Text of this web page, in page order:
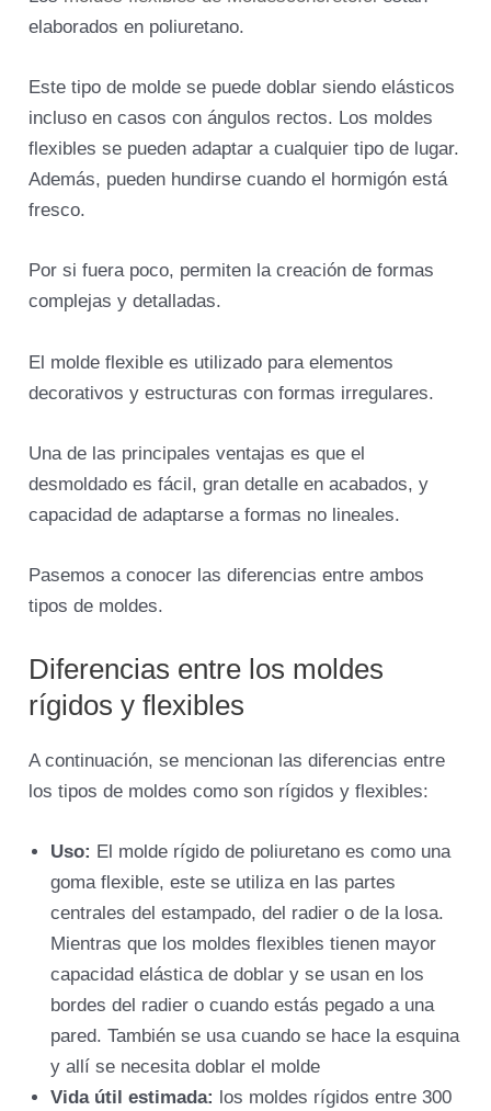
elaborados en poliuretano.
Este tipo de molde se puede doblar siendo elásticos
incluso en casos con ángulos rectos. Los moldes
flexibles se pueden adaptar a cualquier tipo de lugar.
Además, pueden hundirse cuando el hormigón está
fresco.
Por si fuera poco, permiten la creación de formas
complejas y detalladas.
El molde flexible es utilizado para elementos
decorativos y estructuras con formas irregulares.
Una de las principales ventajas es que el
desmoldado es fácil, gran detalle en acabados, y
capacidad de adaptarse a formas no lineales.
Pasemos a conocer las diferencias entre ambos
tipos de moldes.
Diferencias entre los moldes
rígidos y flexibles
A continuación, se mencionan las diferencias entre
los tipos de moldes como son rígidos y flexibles:
Uso: El molde rígido de poliuretano es como una
goma flexible, este se utiliza en las partes
centrales del estampado, del radier o de la losa.
Mientras que los moldes flexibles tienen mayor
capacidad elástica de doblar y se usan en los
bordes del radier o cuando estás pegado a una
pared. También se usa cuando se hace la esquina
y allí se necesita doblar el molde
Vida útil estimada: los moldes rígidos entre 300